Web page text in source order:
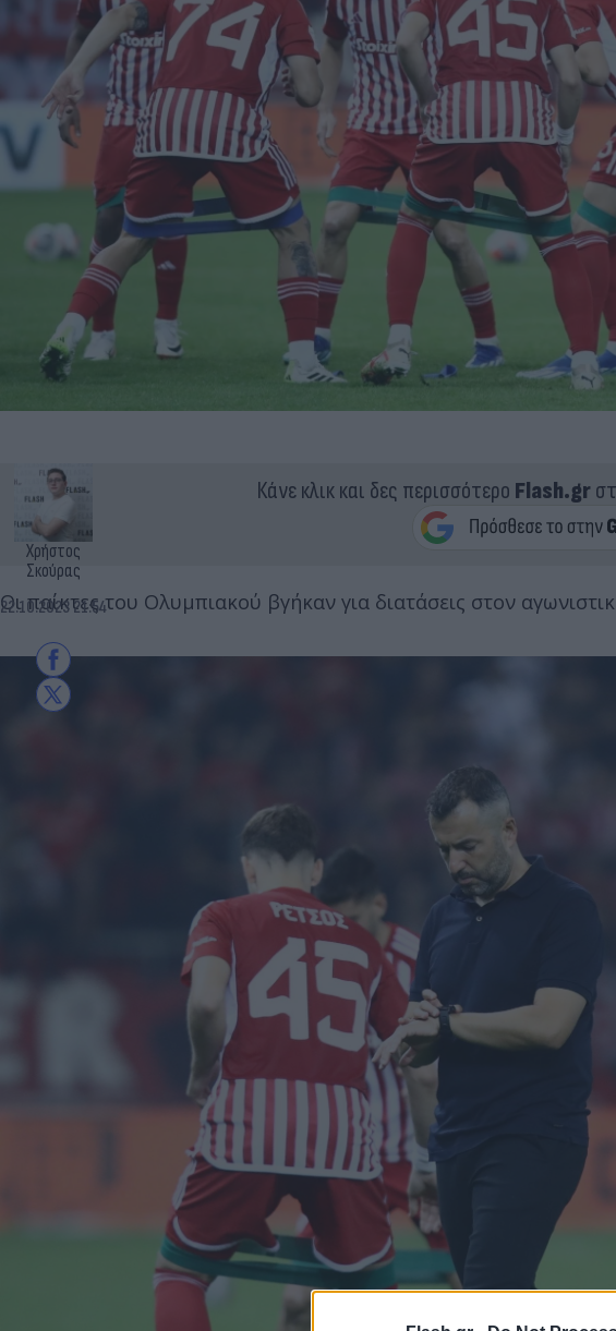
Χρήστος
Σκούρας
22.10.2023 21:54
Κάνε κλικ και δες περισσότερο Flash.gr
Οι παίκτες του Ολυμπιακού βγήκαν για διατάσεις στον